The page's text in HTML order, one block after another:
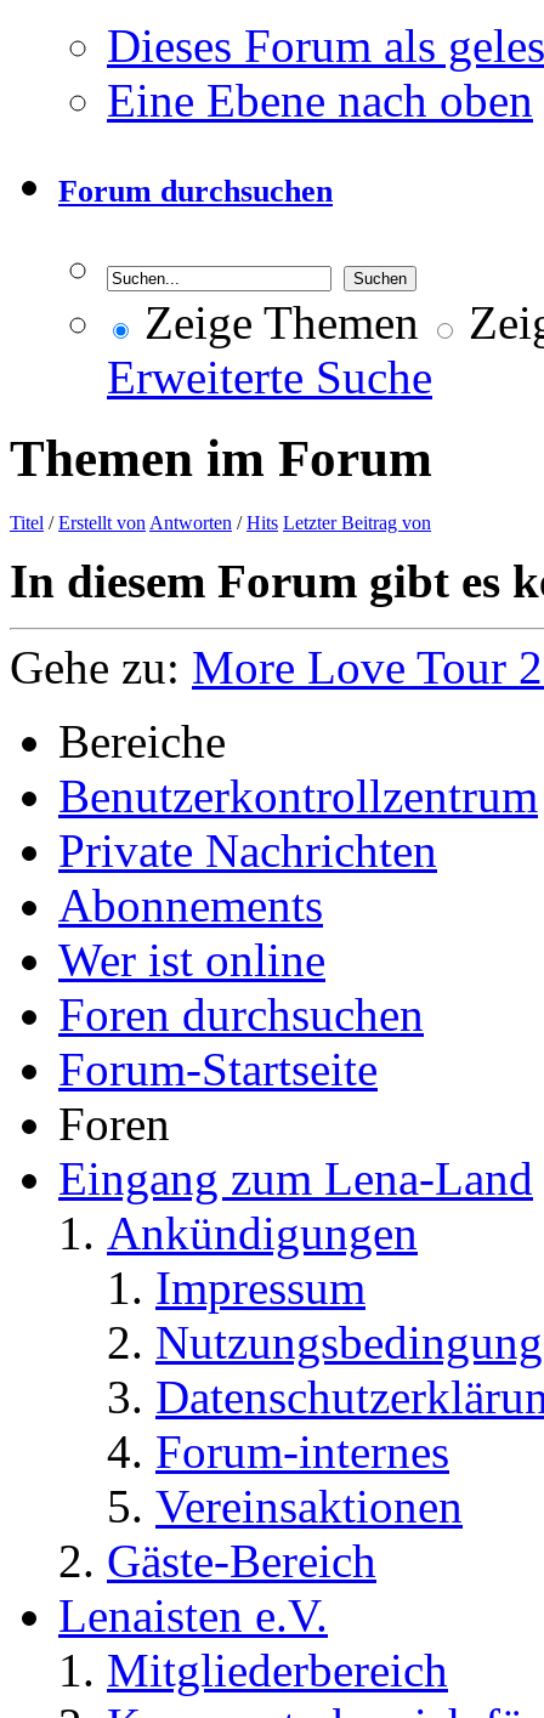
Dieses Forum als
Eine Ebene nach oben
Forum durchsuchen
Zeige Themen
Erweiterte Suche
Themen im Forum
Titel /Erstellt von Antworten /Hits Letzter Beitrag von
In diesem Forum gibt es
Gehe zu: More Love Tour
Bereiche
Benutzerkontrollzentrum
Private Nachrichten
Abonnements
Wer ist online
Foren durchsuchen
Forum-Startseite
Foren
Eingang zum Lena-Land
Ankündigungen
Impressum
Forum-internes
Vereinsaktionen
Gäste-Bereich
Lenaisten e.V.
Mitgliederbereich